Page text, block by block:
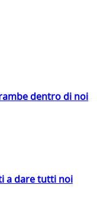
dentro di noi
a dare tutti noi